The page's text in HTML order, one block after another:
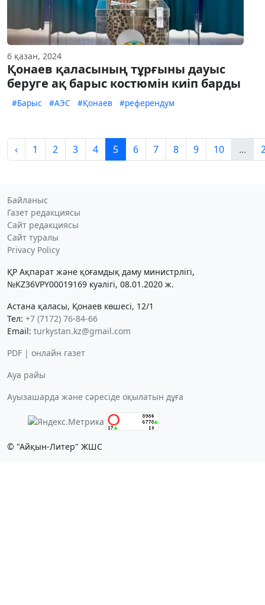
6 қазан, 2024
Қонаев қаласының тұрғыны дауыс
беруге ақ барыс костюмін киіп барды
#Барыс #АЭС #Қонаев #референдум
‹ 1 2 3 4 5 6 7 8 9 10 ...
Байланыс
Газет редакциясы
Сайт редакциясы
Сайт туралы
Privacy Policy
ҚР Ақпарат және қоғамдық даму министрлігі,
№KZ36VPY00019169 куәлігі, 08.01.2020 ж.
Астана қаласы, Қонаев көшесі, 12/1
Тел: +7 (7172) 76-84-66
Email: turkystan.kz@gmail.com
PDF | онлайн газет
Ауа райы
Ауызашарда және сәресіде оқылатын дұға
© "Айқын-Литер" ЖШС